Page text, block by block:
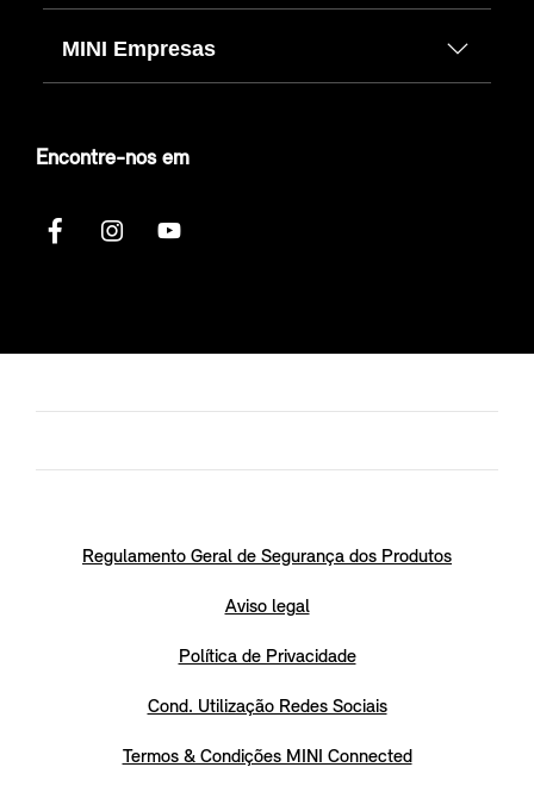
MINI Empresas
Encontre-nos em
Regulamento Geral de Segurança dos Produtos
Aviso legal
Política de Privacidade
Cond. Utilização Redes Sociais
Termos & Condições MINI Connected